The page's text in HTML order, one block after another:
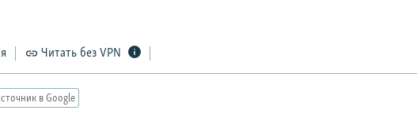
Читать без VPN
в Google